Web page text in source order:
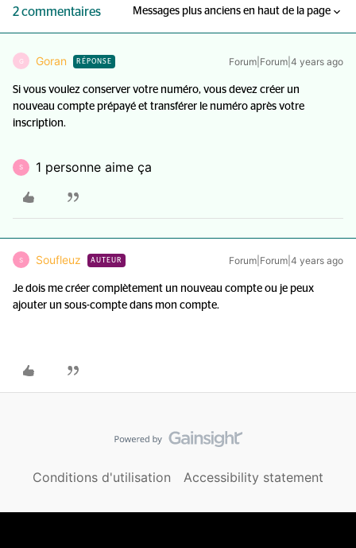
2 commentaires Messages plus anciens en haut de la page
G Goran RÉPONSE Forum|Forum|4 years ago
Si vous voulez conserver votre numéro, vous devez créer un
nouveau compte prépayé et transférer le numéro après votre
inscription.
S 1 personne aime ça
S Soufleuz AUTEUR Forum|Forum|4 years ago
Je dois me créer complètement un nouveau compte ou je peux
ajouter un sous-compte dans mon compte.
Conditions d'utilisation Accessibility statement